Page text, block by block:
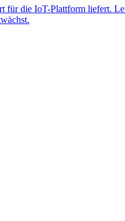
für die IoT-Plattform liefert.